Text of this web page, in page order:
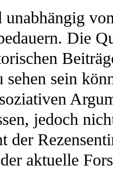
Die
sehen sein
jedoch
der
aktuelle